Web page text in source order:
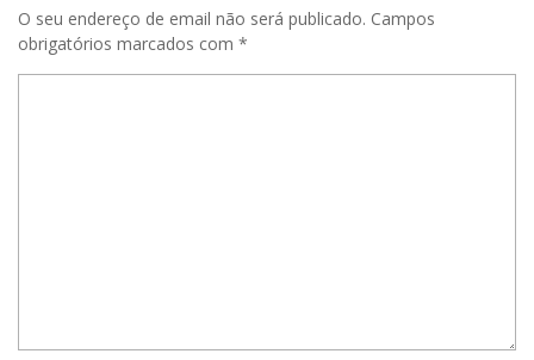
O seu endereço de email não será publicado. Campos
obrigatórios marcados com *